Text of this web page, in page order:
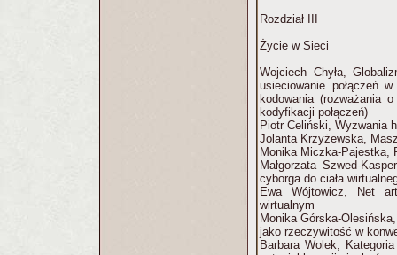
Rozdział III
Życie w Sieci
Wojciech Chyła,
usieciowanie połączeń
kodowania (rozważania
kodyfikacji połączeń)
Piotr Celiński, Wyzwania
Jolanta Krzyżewska,
Monika Miczka-Pajestka,
Małgorzata Szwed-
cyborga do ciała
Ewa Wójtowicz, Net
wirtualnym
Monika Górska-
jako rzeczywitość w
Barbara Wolek,